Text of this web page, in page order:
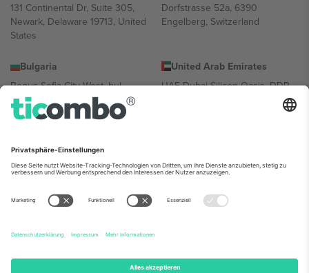
131 Continental Dr, Suite 305,
Newark, Delaware 19713, United
States
Dorfstrasse 52a, 6390
Engelberg, Switzerland
Bulgaria
Regus Sofia City West, bul
Totleben 53-55, 1606 Sofia,
Bulgaria
United Arab Emirates
UAE Dubai Silicon Oasis, DDP
Building A1, Office 302, Dubai,
Mexico
Av Chapultepec 360, Roma
Norte, Cuauhtémoc, 06700
Ciudad de México, CDMX,
Mexico
Die juristische Person des Plattformanbieters kann je nach
Informationen finden Sie auf der jeweiligen Veranstaltungsseite, im